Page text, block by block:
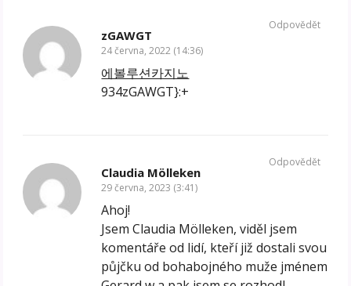
zGAWGT
24 června, 2022 (14:36)
에볼루션카지노
934zGAWGT}:+
Odpovědět
Claudia Mölleken
29 června, 2023 (3:41)
Ahoj!
Jsem Claudia Mölleken, viděl jsem
komentáře od lidí, kteří již dostali svou
půjčku od bohabojného muže jménem
Odpovědět